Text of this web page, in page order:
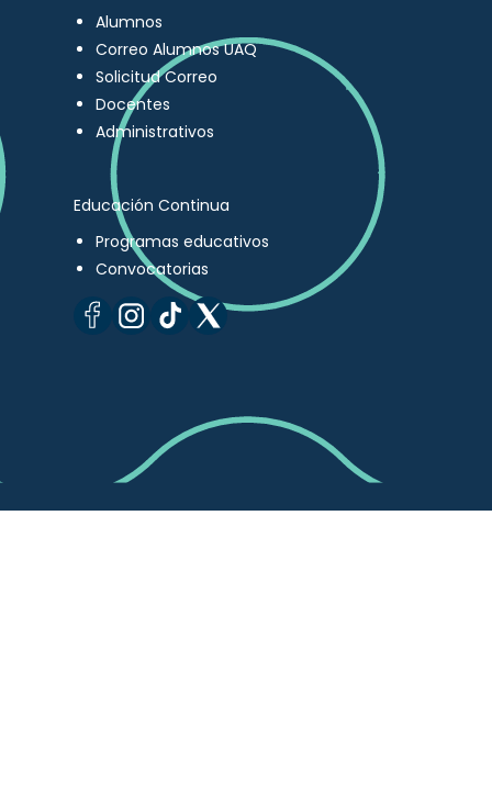
Alumnos
Correo Alumnos UAQ
Solicitud Correo
Docentes
Administrativos
Educación Continua
Programas educativos
Convocatorias